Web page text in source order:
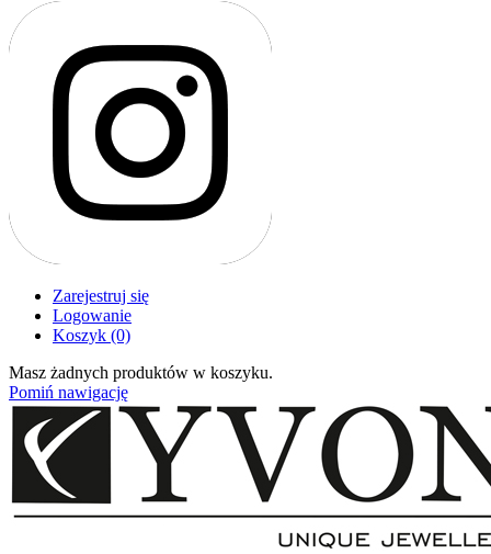
Zarejestruj się
Logowanie
Koszyk (0)
Masz żadnych produktów w koszyku.
Pomiń nawigację